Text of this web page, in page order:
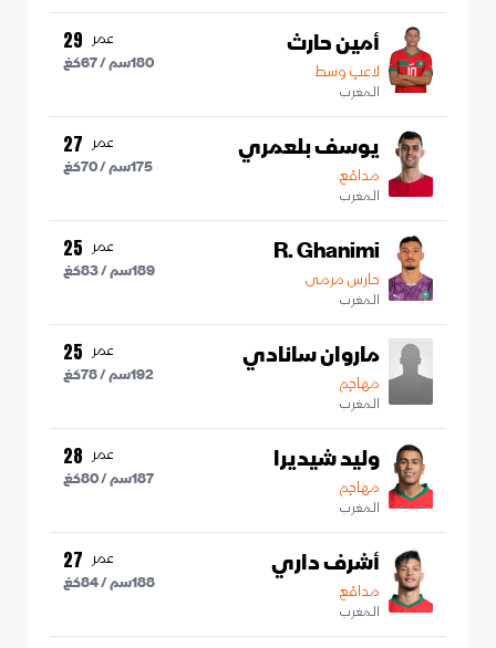
أمين حارث
لاعب وسط
المغرب
عمر 29
180سم /67كغ
يوسف بلعمري
مدافع
المغرب
عمر 27
175سم /70كغ
R. Ghanimi
حارس مرمى
المغرب
عمر 25
189سم /83كغ
ماروان سانادي
مهاجم
المغرب
عمر 25
192سم /78كغ
وليد شيديرا
مهاجم
المغرب
عمر 28
187سم /80كغ
أشرف داري
مدافع
المغرب
عمر 27
188سم /84كغ